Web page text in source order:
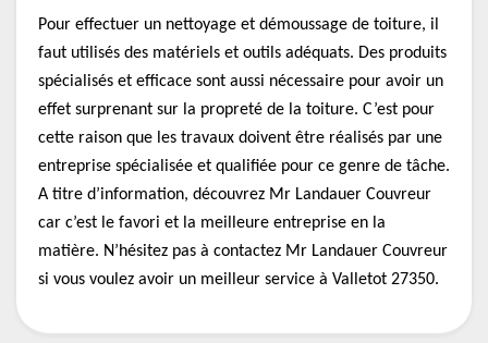
Pour effectuer un nettoyage et démoussage de toiture, il
faut utilisés des matériels et outils adéquats. Des produits
spécialisés et efficace sont aussi nécessaire pour avoir un
effet surprenant sur la propreté de la toiture. C’est pour
cette raison que les travaux doivent être réalisés par une
entreprise spécialisée et qualifiée pour ce genre de tâche.
A titre d’information, découvrez Mr Landauer Couvreur
car c’est le favori et la meilleure entreprise en la
matière. N’hésitez pas à contactez Mr Landauer Couvreur
si vous voulez avoir un meilleur service à Valletot 27350.